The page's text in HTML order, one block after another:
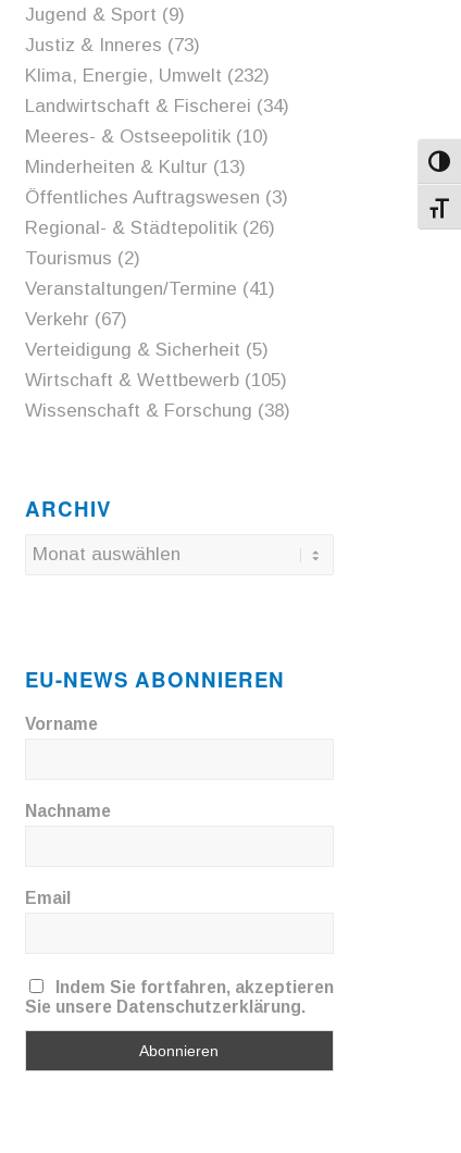
Jugend & Sport (9)
Justiz & Inneres (73)
Klima, Energie, Umwelt (232)
Landwirtschaft & Fischerei (34)
Meeres- & Ostseepolitik(10)
Minderheiten & Kultur(13)
Öffentliches Auftragswesen (3)
Regional- & Städtepolitik(26)
Tourismus (2)
Veranstaltungen/Termine (41)
Verkehr(67)
Verteidigung & Sicherheit (5)
Wirtschaft & Wettbewerb(105)
Wissenschaft & Forschung (38)
ARCHIV
EU-NEWS ABONNIEREN
Vorname
Nachname
Email
Indem Sie fortfahren, akzeptieren
Sie unsere Datenschutzerklärung.